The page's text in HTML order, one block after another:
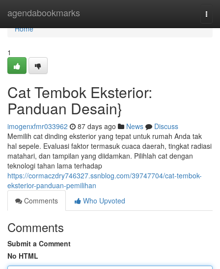
agendabookmarks
Home
Home
1
Cat Tembok Eksterior:
Panduan Desain}
imogenxfmr033962 87 days ago News
Discuss
Memilih cat dinding eksterior yang tepat untuk rumah Anda tak
hal sepele. Evaluasi faktor termasuk cuaca daerah, tingkat radiasi
matahari, dan tampilan yang diidamkan. Pilihlah cat dengan
teknologi tahan lama terhadap
https://cormaczdry746327.ssnblog.com/39747704/cat-tembok-
eksterior-panduan-pemilihan
Comments
Who Upvoted
Comments
Submit a Comment
No HTML